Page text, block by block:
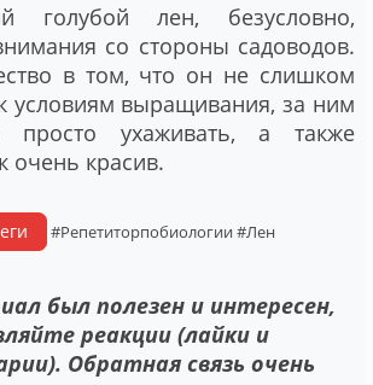
голубой лен, безусловно,
со стороны садоводов.
в том, что он не слишком
условиям выращивания, за ним
просто ухаживать, а также
очень красив.
#Репетиторпобиологии#Лен
был полезен и интересен,
реакции (лайки и
Обратная связь очень